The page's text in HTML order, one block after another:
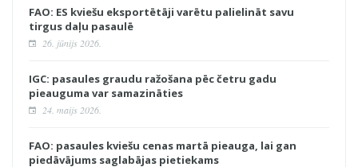
FAO: ES kviešu eksportētāji varētu palielināt savu
tirgus daļu pasaulē
26. jūnijs 2026.
IGC: pasaules graudu ražošana pēc četru gadu
pieauguma var samazināties
24. maijs 2026.
FAO: pasaules kviešu cenas martā pieauga, lai gan
piedāvājums saglabājas pietiekams